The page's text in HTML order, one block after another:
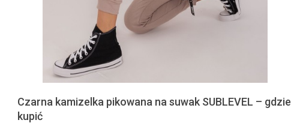
Czarna kamizelka pikowana na suwak SUBLEVEL – gdzie
kupić